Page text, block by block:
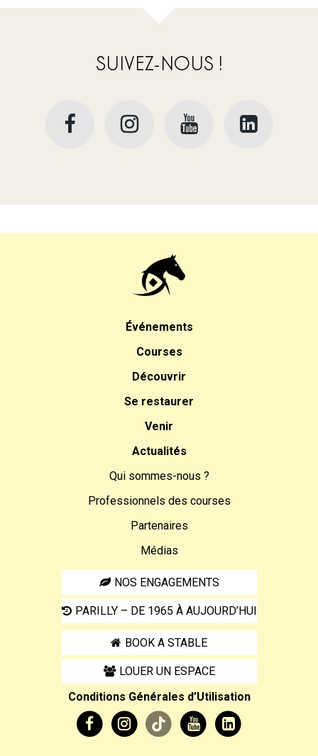
SUIVEZ-NOUS !
Événements
Courses
Découvrir
Se restaurer
Venir
Actualités
Qui sommes-nous ?
Professionnels des courses
Partenaires
Médias
NOS ENGAGEMENTS
PARILLY – DE 1965 À AUJOURD’HUI
BOOK A STABLE
LOUER UN ESPACE
Conditions Générales d’Utilisation